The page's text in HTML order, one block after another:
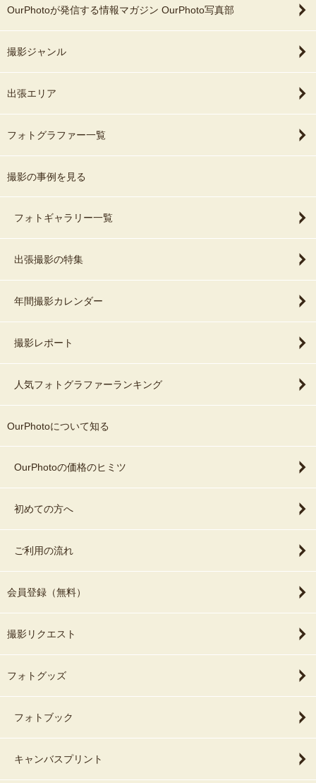
OurPhotoが発信する情報マガジン OurPhoto写真部
撮影ジャンル
出張エリア
フォトグラファー一覧
撮影の事例を見る
フォトギャラリー一覧
出張撮影の特集
年間撮影カレンダー
撮影レポート
人気フォトグラファーランキング
OurPhotoについて知る
OurPhotoの価格のヒミツ
初めての方へ
ご利用の流れ
会員登録（無料）
撮影リクエスト
フォトグッズ
フォトブック
キャンバスプリント